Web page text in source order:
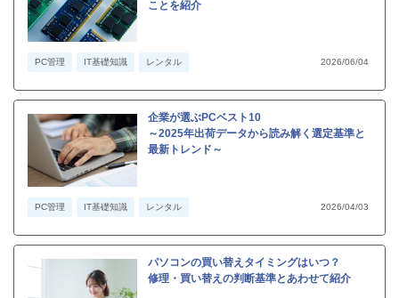
ことを紹介
PC管理 IT基礎知識 レンタル 2026/06/04
企業が選ぶPCベスト10
～2025年出荷データから読み解く選定基準と
最新トレンド～
PC管理 IT基礎知識 レンタル 2026/04/03
パソコンの買い替えタイミングはいつ？
修理・買い替えの判断基準とあわせて紹介